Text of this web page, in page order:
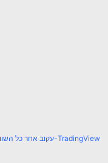
עקוב אחר כל השווקים ב-TradingView